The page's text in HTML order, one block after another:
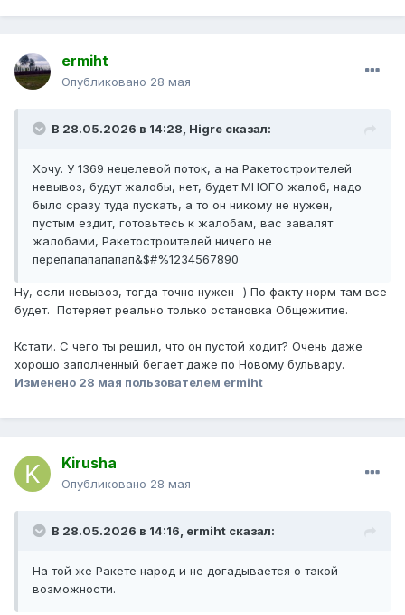
ermiht
Опубликовано 28 мая
В 28.05.2026 в 14:28, Higre сказал:
Хочу. У 1369 нецелевой поток, а на Ракетостроителей
невывоз, будут жалобы, нет, будет МНОГО жалоб, надо
было сразу туда пускать, а то он никому не нужен,
пустым ездит, готовьтесь к жалобам, вас завалят
жалобами, Ракетостроителей ничего не
перепапапапапап&$#%1234567890
Ну, если невывоз, тогда точно нужен -) По факту норм там все
будет. Потеряет реально только остановка Общежитие.
Кстати. С чего ты решил, что он пустой ходит? Очень даже
хорошо заполненный бегает даже по Новому бульвару.
Изменено 28 мая пользователем ermiht
Kirusha
Опубликовано 28 мая
В 28.05.2026 в 14:16, ermiht сказал:
На той же Ракете народ и не догадывается о такой
возможности.